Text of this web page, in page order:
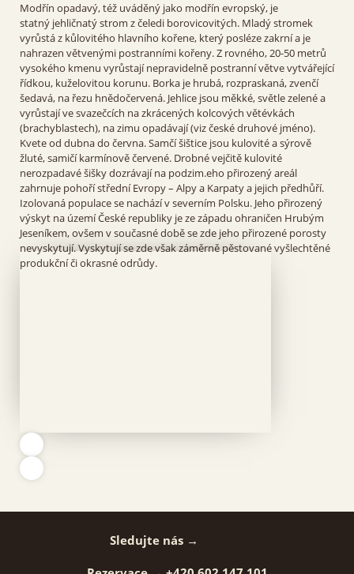
Modřín opadavý, též uváděný jako modřín evropský, je
statný jehličnatý strom z čeledi borovicovitých. Mladý stromek
vyrůstá z kůlovitého hlavního kořene, který posléze zakrní a je
nahrazen větvenými postranními kořeny. Z rovného, 20-50 metrů
vysokého kmenu vyrůstají nepravidelně postranní větve vytvářející
řídkou, kuželovitou korunu. Borka je hrubá, rozpraskaná, zvenčí
šedavá, na řezu hnědočervená. Jehlice jsou měkké, světle zelené a
vyrůstají ve svazečcích na zkrácených kolcových větévkách
(brachyblastech), na zimu opadávají (viz české druhové jméno).
Kvete od dubna do června. Samčí šištice jsou kulovité a sýrově
žluté, samičí karmínově červené. Drobné vejčitě kulovité
nerozpadavé šišky dozrávají na podzim.eho přirozený areál
zahrnuje pohoří střední Evropy – Alpy a Karpaty a jejich předhůří.
Izolovaná populace se nachází v severním Polsku. Jeho přirozený
výskyt na území České republiky je ze západu ohraničen Hrubým
Jeseníkem, ovšem v současné době se zde jeho přirozené porosty
nevyskytují. Vyskytují se zde však záměrně pěstované vyšlechtěné
produkční či okrasné odrůdy.
Sledujte nás →